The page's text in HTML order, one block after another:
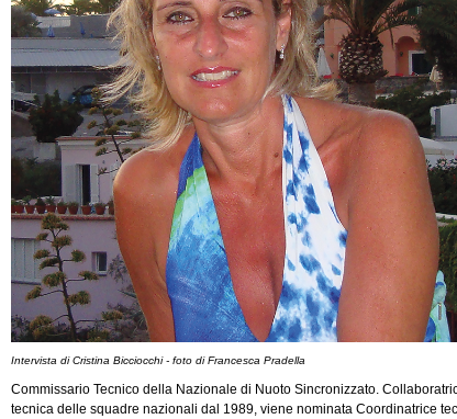
Intervista di Cristina Bicciocchi - foto di Francesca Pradella
Commissario Tecnico della Nazionale di Nuoto Sincronizzato.
tecnica delle squadre nazionali dal 1989, viene nominata Coordinatrice